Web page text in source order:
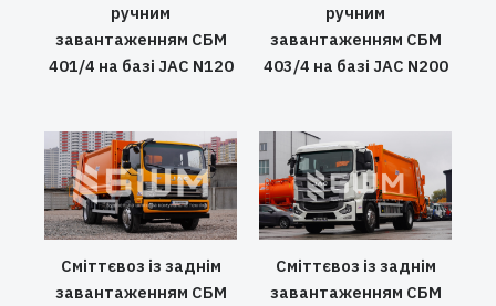
ручним
завантаженням СБМ
401/4 на базі JAC N120
ручним
завантаженням СБМ
403/4 на базі JAC N200
Сміттєвоз із заднім
завантаженням СБМ
Сміттєвоз із заднім
завантаженням СБМ